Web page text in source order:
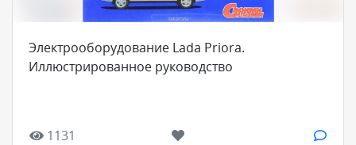
Электрооборудование Lada Priora.
Иллюстрированное руководство
1131